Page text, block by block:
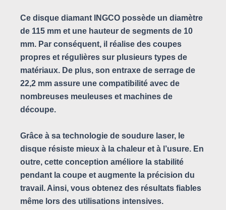
Ce disque diamant INGCO possède un diamètre
de 115 mm et une hauteur de segments de 10
mm. Par conséquent, il réalise des coupes
propres et régulières sur plusieurs types de
matériaux. De plus, son entraxe de serrage de
22,2 mm assure une compatibilité avec de
nombreuses meuleuses et machines de
découpe.
Grâce à sa technologie de soudure laser, le
disque résiste mieux à la chaleur et à l’usure. En
outre, cette conception améliore la stabilité
pendant la coupe et augmente la précision du
travail. Ainsi, vous obtenez des résultats fiables
même lors des utilisations intensives.